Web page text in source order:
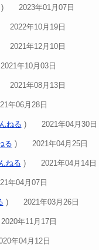
) 2023年01月07日
年10月19日
年12月10日
年10月03日
年08月13日
06月28日
ねる ) 2021年04月30日
る ) 2021年04月25日
ねる ) 2021年04月14日
04月07日
) 2021年03月26日
年11月17日
年04月12日